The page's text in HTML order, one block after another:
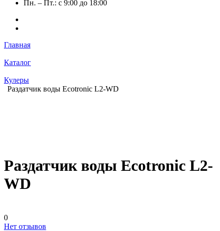
Пн. – Пт.: с 9:00 до 18:00
Главная
Каталог
Кулеры
Раздатчик воды Ecotronic L2-WD
Раздатчик воды Ecotronic L2-
WD
0
Нет отзывов